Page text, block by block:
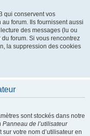
qui conservent vos
forum. Ils fournissent aussi
des messages (lu ou
forum. Si vous rencontrez
la suppression des cookies
sont stockés dans notre
Panneau de l’utilisateur
votre nom d’utilisateur en